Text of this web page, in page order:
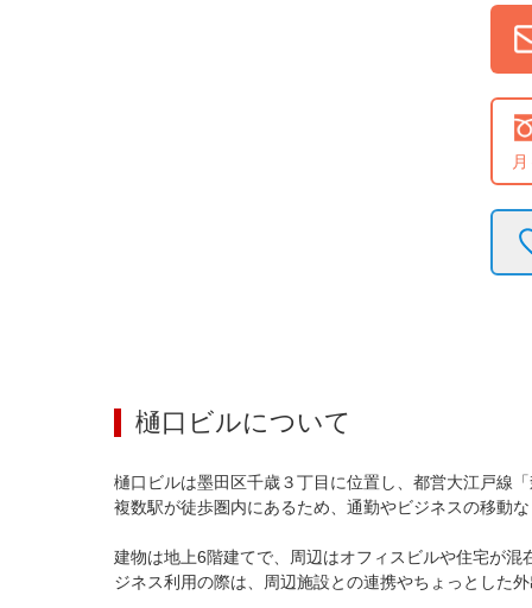
樋口ビルについて
樋口ビルは墨田区千歳３丁目に位置し、都営大江戸線
複数駅が徒歩圏内にあるため、通勤やビジネスの移動
建物は地上6階建てで、周辺はオフィスビルや住宅が
ジネス利用の際は、周辺施設との連携やちょっとした